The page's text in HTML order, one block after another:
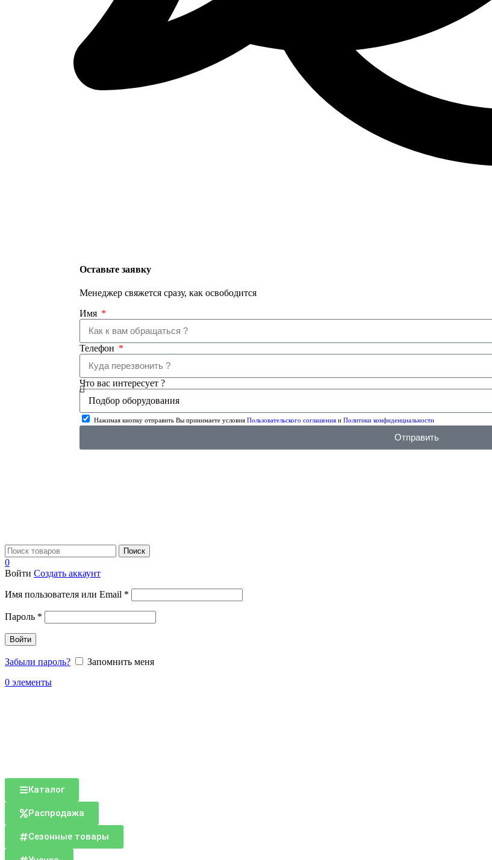
Оставьте заявку
Менеджер свяжется сразу, как освободится
Имя
Телефон
Что вас интересует ?
Нажимая кнопку отправить Вы принимаете условия Пользовательского соглашения и Политики конфиденциальности
Отправить
Поиск
0
Войти Создать аккаунт
Имя пользователя или Email *
Пароль *
Войти
Забыли пароль?
Запомнить меня
0 элементы
Каталог
Распродажа
Сезонные товары